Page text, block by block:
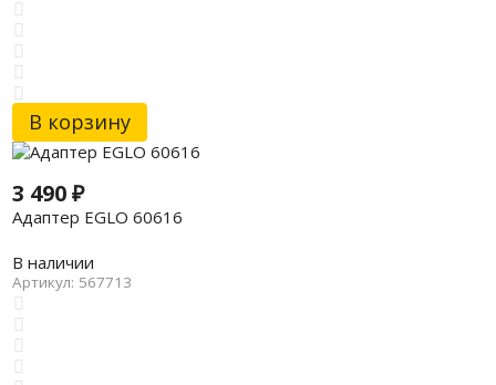
В корзину
3 490₽
Адаптер EGLO 60616
В наличии
Артикул: 567713